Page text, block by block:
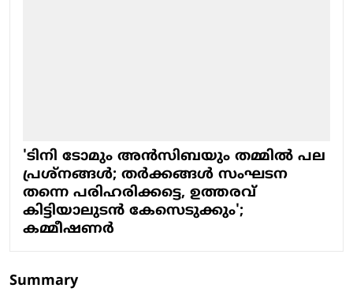
'ടിനി ടോമും അൻസിബയും തമ്മിൽ പല
പ്രശ്നങ്ങൾ; തർക്കങ്ങൾ സംഘടന
തന്നെ പരിഹരിക്കട്ടെ, ഉത്തരവ്
കിട്ടിയാലുടൻ കേസെടുക്കും';
കമ്മീഷണർ
Summary